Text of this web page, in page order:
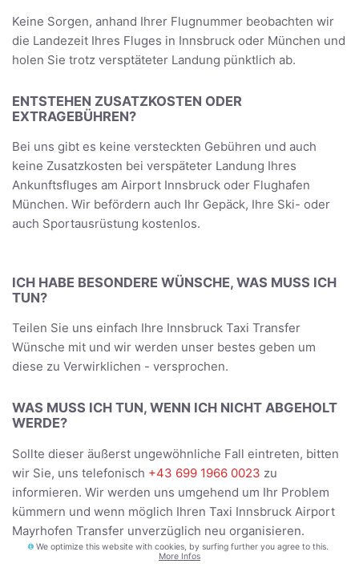
Keine Sorgen, anhand Ihrer Flugnummer beobachten wir
die Landezeit Ihres Fluges in Innsbruck oder München und
holen Sie trotz versptäteter Landung pünktlich ab.
ENTSTEHEN ZUSATZKOSTEN ODER
EXTRAGEBÜHREN?
Bei uns gibt es keine versteckten Gebühren und auch
keine Zusatzkosten bei verspäteter Landung Ihres
Ankunftsfluges am Airport Innsbruck oder Flughafen
München. Wir befördern auch Ihr Gepäck, Ihre Ski- oder
auch Sportausrüstung kostenlos.
ICH HABE BESONDERE WÜNSCHE, WAS MUSS ICH
TUN?
Teilen Sie uns einfach Ihre Innsbruck Taxi Transfer
Wünsche mit und wir werden unser bestes geben um
diese zu Verwirklichen - versprochen.
WAS MUSS ICH TUN, WENN ICH NICHT ABGEHOLT
WERDE?
Sollte dieser äußerst ungewöhnliche Fall eintreten, bitten
wir Sie, uns telefonisch +43 699 1966 0023 zu
informieren. Wir werden uns umgehend um Ihr Problem
kümmern und wenn möglich Ihren Taxi Innsbruck Airport
Mayrhofen Transfer unverzüglich neu organisieren.
We optimize this website with cookies, by surfing further you agree to this.
More Infos